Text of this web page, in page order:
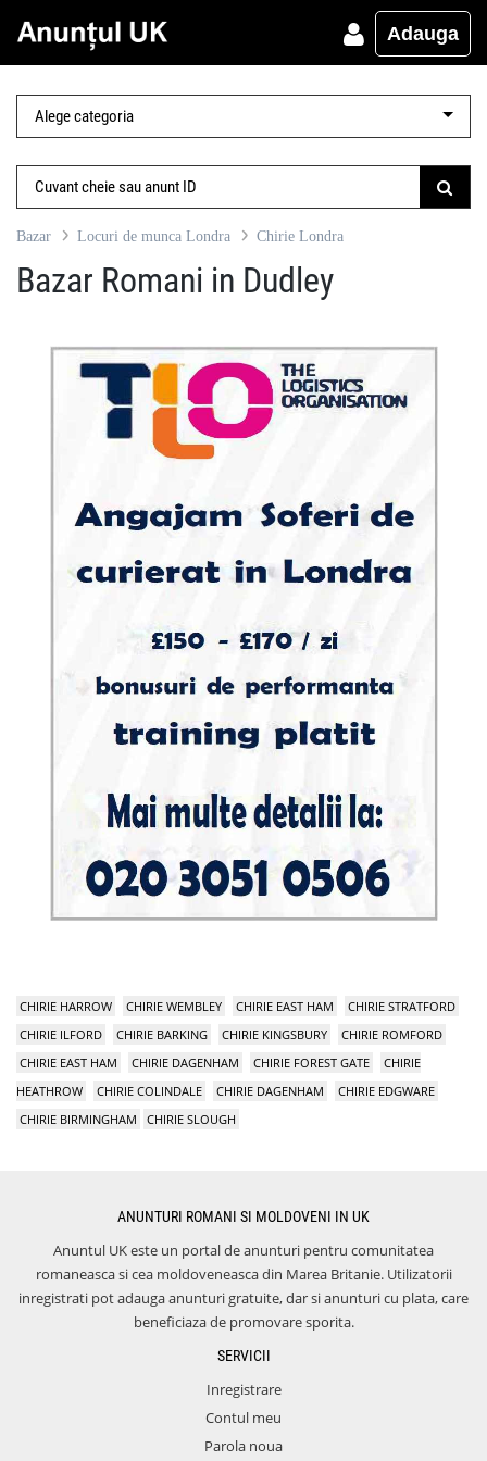
Adauga
Bazar Locuri de munca Londra Chirie Londra
Bazar Romani in Dudley
CHIRIE HARROW CHIRIE WEMBLEY CHIRIE EAST HAM
CHIRIE STRATFORD
CHIRIE ILFORD
CHIRIE BARKING CHIRIE KINGSBURY
CHIRIE ROMFORD
CHIRIE EAST HAM
CHIRIE DAGENHAM CHIRIE FOREST GATE
CHIRIE
HEATHROW
CHIRIE COLINDALE CHIRIE DAGENHAM
CHIRIE EDGWARE
CHIRIE BIRMINGHAM
CHIRIE SLOUGH
ANUNTURI ROMANI SI MOLDOVENI IN UK
Anuntul UK este un portal de anunturi pentru comunitatea
romaneasca si cea moldoveneasca din Marea Britanie. Utilizatorii
inregistrati pot adauga anunturi gratuite, dar si anunturi cu plata, care
beneficiaza de promovare sporita.
SERVICII
Inregistrare
Contul meu
Parola noua